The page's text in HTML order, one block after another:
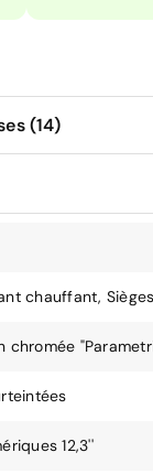
(14)
chauffant,
chromée
12,3''